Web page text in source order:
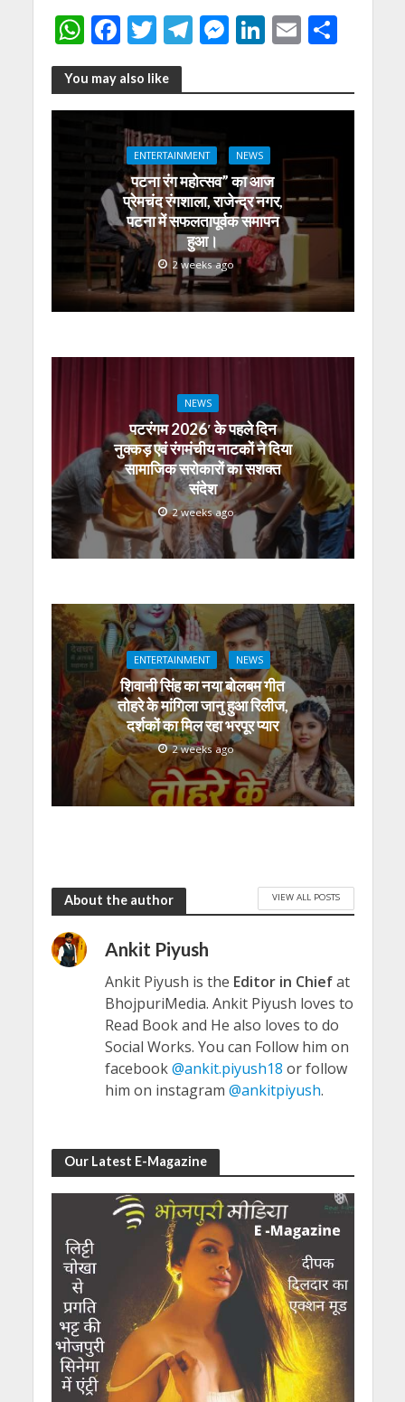
W
h
at
s
p
F
ac
e
b
o
o
k
T
w
itt
er
T
e
gr
a
m
M
ss
e
n
g
er
Li
k
e
dI
n
E
ai
l
S
ar
e
You may also like
ENTERTAINMENT NEWS
पटना रंग महोत्सव” का आज
प्रेमचंद रंगशाला, राजेन्द्र नगर,
पटना में सफलतापूर्वक समापन
हुआ।
2 weeks ago
NEWS
पटरंगम 2026′ के पहले दिन
नुक्कड़ एवं रंगमंचीय नाटकों ने दिया
सामाजिक सरोकारों का सशक्त
संदेश
2 weeks ago
ENTERTAINMENT NEWS
शिवानी सिंह का नया बोलबम गीत
तोहरे के मांगिला जानु हुआ रिलीज,
दर्शकों का मिल रहा भरपूर प्यार
2 weeks ago
About the author VIEW ALL POSTS
Ankit Piyush
Ankit Piyush is the Editor in Chiefat
BhojpuriMedia. Ankit Piyush loves to
Read Book and He also loves to do
Social Works. You can Follow him on
facebook@ankit.piyush18 or follow
him on instagram @ankitpiyush.
Our Latest E-Magazine